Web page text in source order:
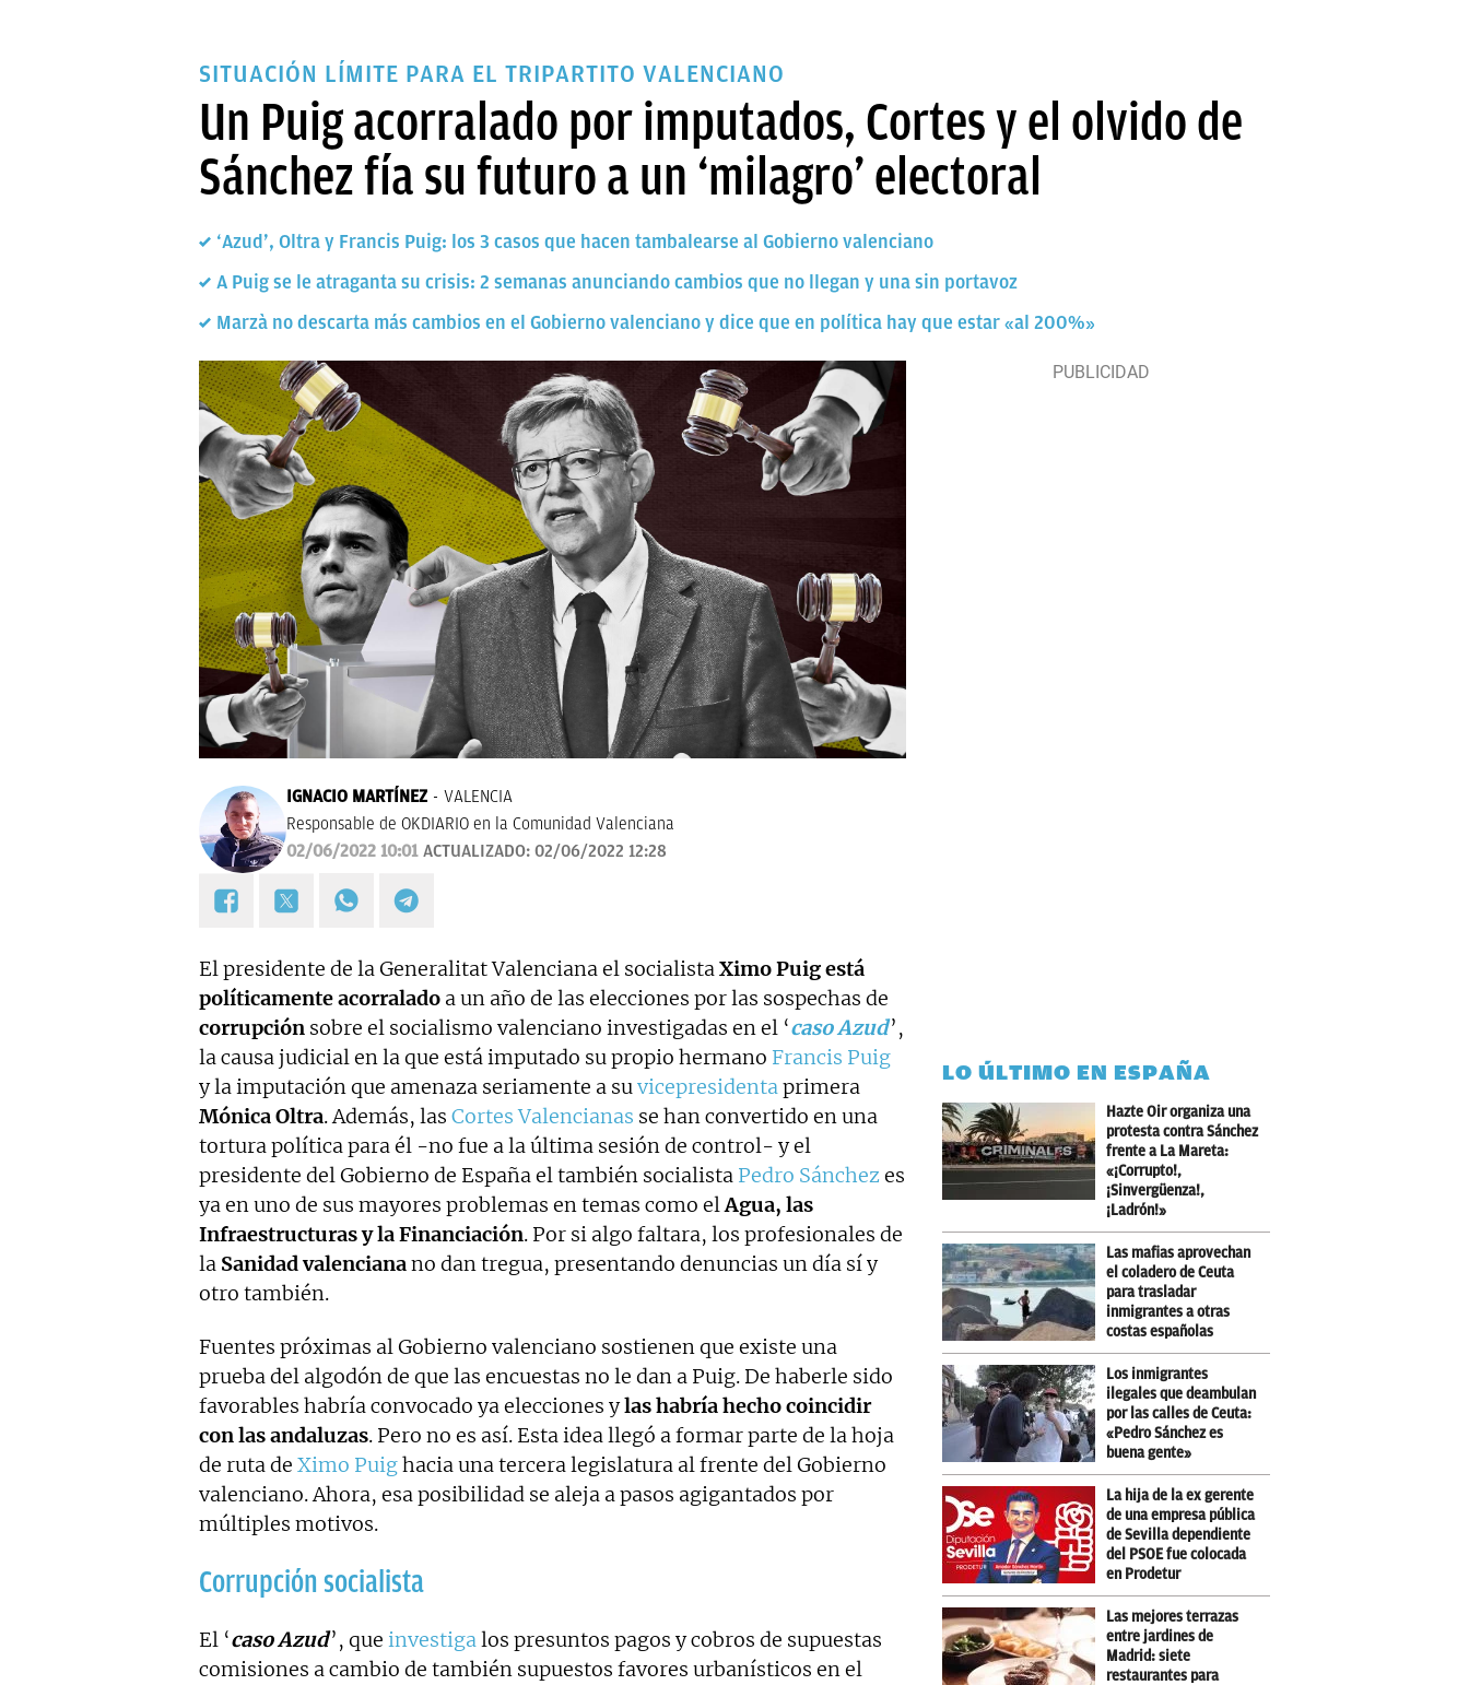
SITUACIÓN LÍMITE PARA EL TRIPARTITO VALENCIANO
Un Puig acorralado por imputados, Cortes y el olvido de
Sánchez fía su futuro a un ‘milagro’ electoral
‘Azud’, Oltra y Francis Puig: los 3 casos que hacen tambalearse al Gobierno valenciano
A Puig se le atraganta su crisis: 2 semanas anunciando cambios que no llegan y una sin portavoz
Marzà no descarta más cambios en el Gobierno valenciano y dice que en política hay que estar «al 200%»
IGNACIO MARTÍNEZ
VALENCIA
Responsable de OKDIARIO en la Comunidad Valenciana
02/06/2022 10:01 ACTUALIZADO: 02/06/2022 12:28
El presidente de la Generalitat Valenciana el socialistaXimo Puig está
políticamente acorralado a un año de las elecciones por las sospechas de
corrupción sobre el socialismo valenciano investigadas en el ‘caso Azud’,
la causa judicial en la que está imputado su propio hermano Francis Puig
y la imputación que amenaza seriamente a suvicepresidentaprimera
Mónica Oltra. Además, las Cortes Valencianas se han convertido en una
tortura política para él -no fue a la última sesión de control- y el
presidente del Gobierno de España el también socialista Pedro Sánchezes
ya en uno de sus mayores problemas en temas como elAgua, las
Infraestructuras y la Financiación. Por si algo faltara, los profesionales de
la Sanidad valencianano dan tregua, presentando denuncias un día sí y
otro también.
Fuentes próximas al Gobierno valenciano sostienen que existe una
prueba del algodón de que las encuestas no le dan a Puig. De haberle sido
favorables habría convocado ya elecciones ylas habría hecho coincidir
con las andaluzas. Pero no es así. Esta idea llegó a formar parte de la hoja
de ruta de Ximo Puighacia una tercera legislatura al frente del Gobierno
valenciano. Ahora, esa posibilidad se aleja a pasos agigantados por
múltiples motivos.
Corrupción socialista
El ‘caso Azud’, que investigalos presuntos pagos y cobros de supuestas
comisiones a cambio de también supuestos favores urbanísticos en el
LO ÚLTIMO EN ESPAÑA
Hazte Oir organiza una
protesta contra Sánchez
frente a La Mareta:
«¡Corrupto!,
¡Sinvergüenza!,
¡Ladrón!»
Las mafias aprovechan
el coladero de Ceuta
para trasladar
inmigrantes a otras
costas españolas
Los inmigrantes
ilegales que deambulan
por las calles de Ceuta:
«Pedro Sánchez es
buena gente»
La hija de la ex gerente
de una empresa pública
de Sevilla dependiente
del PSOE fue colocada
en Prodetur
Las mejores terrazas
entre jardines de
Madrid: siete
restaurantes para